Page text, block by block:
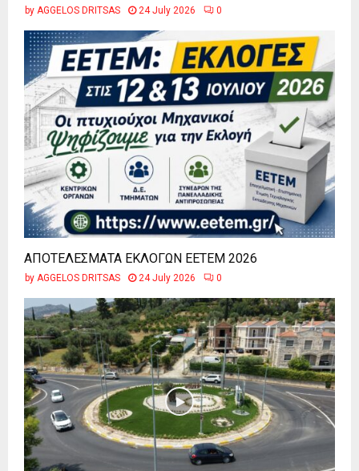
by AGGELOS DRITSAS 24 July 2026 0
ΑΠΟΤΕΛΕΣΜΑΤΑ ΕΚΛΟΓΩΝ ΕΕΤΕΜ 2026
by AGGELOS DRITSAS 24 July 2026 0